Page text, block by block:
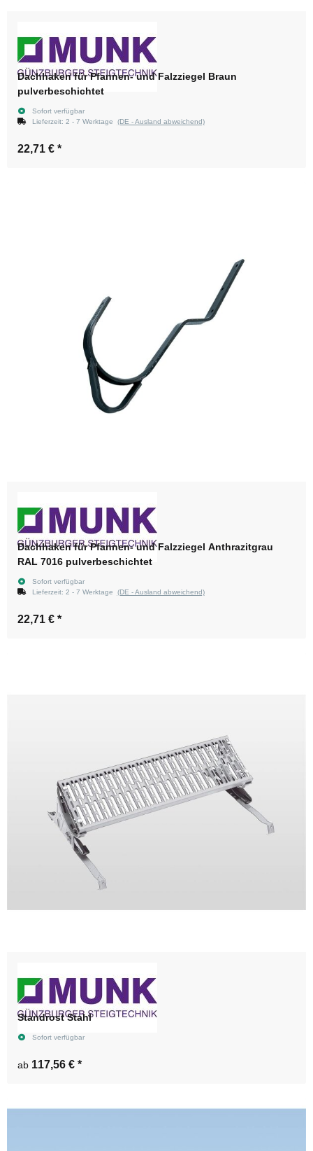
Dachhaken für Pfannen- und Falzziegel Braun
pulverbeschichtet
Sofort verfügbar
Lieferzeit: 2 - 7 Werktage (DE - Ausland abweichend)
22,71 € *
Dachhaken für Pfannen- und Falzziegel Anthrazitgrau
RAL 7016 pulverbeschichtet
Sofort verfügbar
Lieferzeit: 2 - 7 Werktage (DE - Ausland abweichend)
22,71 € *
Standrost Stahl
Sofort verfügbar
ab 117,56 € *